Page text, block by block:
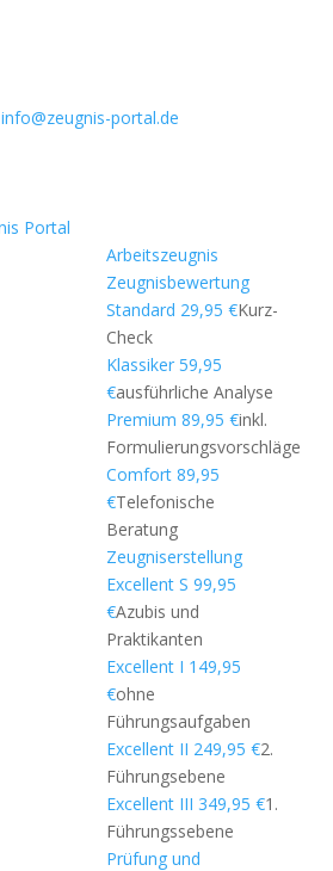
info@zeugnis-portal.de
Arbeitszeugnis
Zeugnisbewertung
Standard 29,95 €Kurz-
Check
Klassiker 59,95
€ausführliche Analyse
Premium 89,95 €inkl.
Formulierungsvorschläge
Comfort 89,95
€Telefonische
Beratung
Zeugniserstellung
Excellent S 99,95
€Azubis und
Praktikanten
Excellent I 149,95
€ohne
Führungsaufgaben
Excellent II 249,95 €2.
Führungsebene
Excellent III 349,95 €1.
Führungssebene
Prüfung und